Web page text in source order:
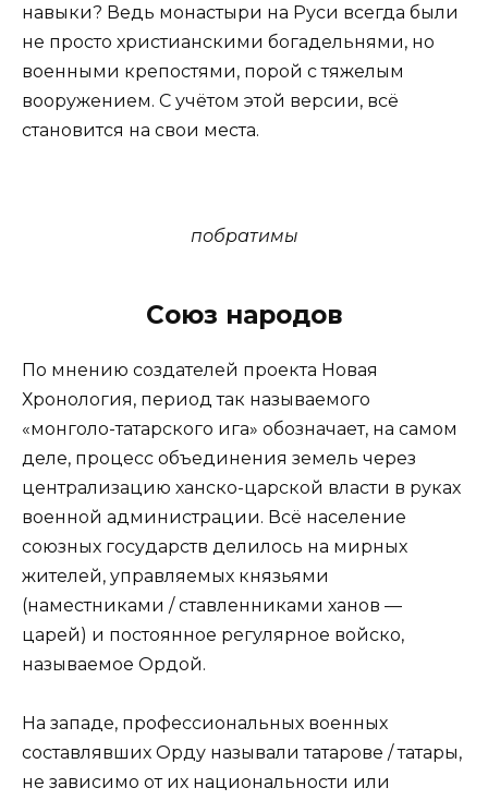
навыки? Ведь монастыри на Руси всегда были
не просто христианскими богадельнями, но
военными крепостями, порой с тяжелым
вооружением. С учётом этой версии, всё
становится на свои места.
побратимы
Союз народов
По мнению создателей проекта Новая
Хронология, период так называемого
«монголо-татарского ига» обозначает, на самом
деле, процесс объединения земель через
централизацию ханско-царской власти в руках
военной администрации. Всё население
союзных государств делилось на мирных
жителей, управляемых князьями
(наместниками / ставленниками ханов —
царей) и постоянное регулярное войско,
называемое Ордой.
На западе, профессиональных военных
составлявших Орду называли татарове / татары,
не зависимо от их национальности или